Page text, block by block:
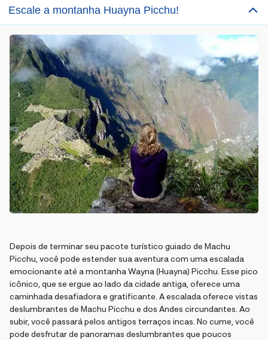
Escale a montanha Huayna Picchu!
Depois de terminar seu pacote turístico guiado de Machu
Picchu, você pode estender sua aventura com uma escalada
emocionante até a montanha Wayna (Huayna) Picchu. Esse pico
icônico, que se ergue ao lado da cidade antiga, oferece uma
caminhada desafiadora e gratificante. A escalada oferece vistas
deslumbrantes de Machu Picchu e dos Andes circundantes. Ao
subir, você passará pelos antigos terraços incas. No cume, você
pode desfrutar de panoramas deslumbrantes que poucos